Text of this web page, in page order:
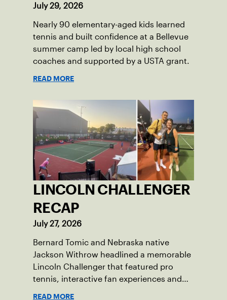
July 29, 2026
Nearly 90 elementary-aged kids learned
tennis and built confidence at a Bellevue
summer camp led by local high school
coaches and supported by a USTA grant.
READ MORE
LINCOLN CHALLENGER
RECAP
July 27, 2026
Bernard Tomic and Nebraska native
Jackson Withrow headlined a memorable
Lincoln Challenger that featured pro
tennis, interactive fan experiences and
READ MORE